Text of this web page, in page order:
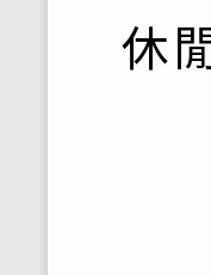
休